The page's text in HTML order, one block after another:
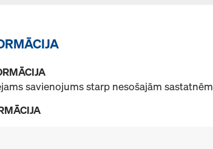
savienojums starp nesošajām